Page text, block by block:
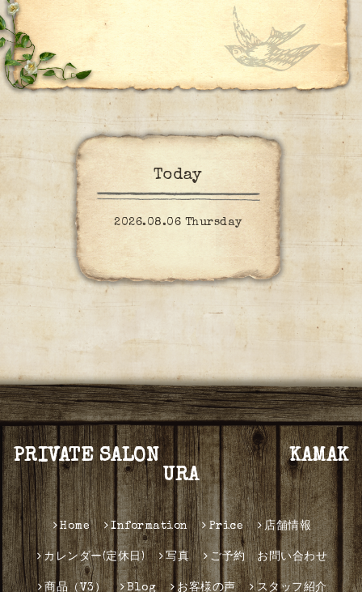
Today
2026.08.06 Thursday
PRIVATE SALON KAMAK
URA
Home Information Price 店舗情報
カレンダー(定休日) 写真 ご予約 お問い合わせ
商品（V3） Blog お客様の声 スタッフ紹介